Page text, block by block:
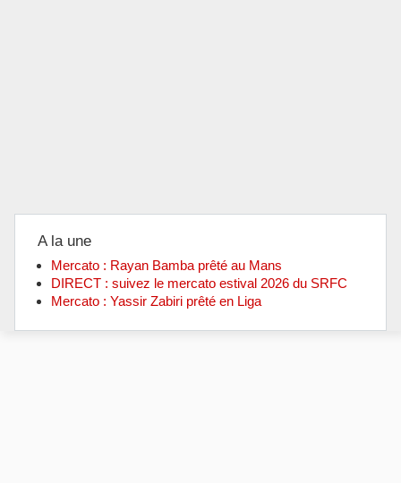
A la une
Mercato : Rayan Bamba prêté au Mans
DIRECT : suivez le mercato estival 2026 du SRFC
Mercato : Yassir Zabiri prêté en Liga